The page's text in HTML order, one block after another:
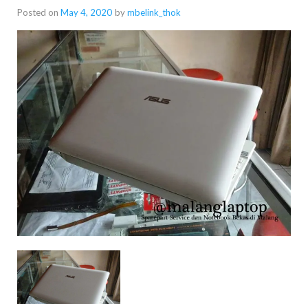
Posted on May 4, 2020 bymbelink_thok